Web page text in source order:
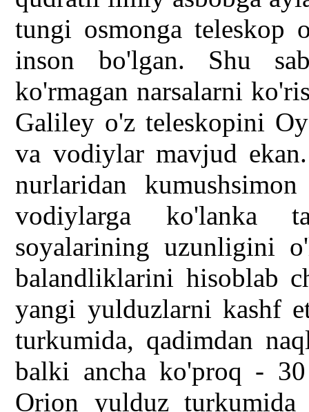
tungi osmonga teleskop
inson bo'lgan. Shu
ko'rmagan narsalarni
Galiley o'z teleskopini
va vodiylar mavjud
nurlaridan
vodiylarga ko'lanka
soyalarining uzunligini
balandliklarini hisoblab
yangi yulduzlarni kashf
turkumida, qadimdan
balki ancha ko'proq -
Orion yulduz